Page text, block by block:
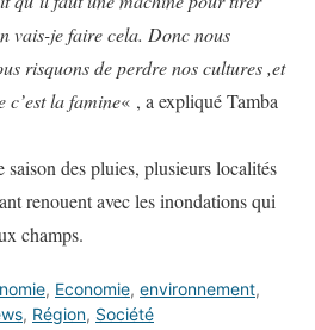
vais-je faire cela. Donc nous
risquons de perdre nos cultures ,et
c’est la famine« , a expliqué Tamba
saison des pluies, plusieurs localités
renouent avec les inondations qui
champs.
, Economie, environnement,
, Région, Société